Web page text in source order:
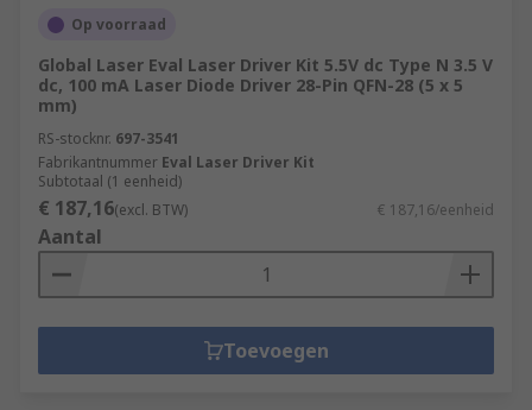
Op voorraad
Global Laser Eval Laser Driver Kit 5.5V dc Type N 3.5 V
dc, 100 mA Laser Diode Driver 28-Pin QFN-28 (5 x 5
mm)
RS-stocknr. 697-3541
Fabrikantnummer Eval Laser Driver Kit
Subtotaal (1 eenheid)
€ 187,16(excl. BTW) € 187,16/eenheid
Aantal
Toevoegen